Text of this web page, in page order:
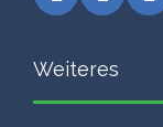
Weiteres